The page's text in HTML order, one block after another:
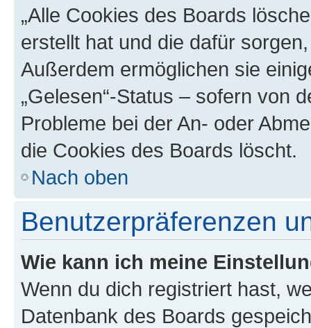
„Alle Cookies des Boards
erstellt hat und die dafür
Außerdem ermöglichen sie
„Gelesen“-Status – sofern von
Probleme bei der An- oder
die Cookies des Boards löscht.
Nach oben
Benutzerpräferenzen
Wie kann ich meine
Wenn du dich registriert hast,
Datenbank des Boards